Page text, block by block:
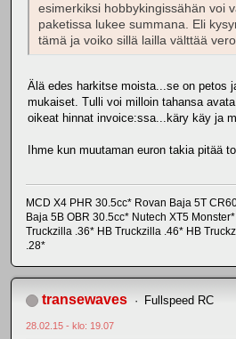
esimerkiksi hobbykingissähän voi
paketissa lukee summana. Eli
tämä ja voiko sillä lailla välttää
Älä edes harkitse moista...se on petos
mukaiset. Tulli voi milloin tahansa
oikeat hinnat invoice:ssa...käry käy ja
Ihme kun muutaman euron takia pitää
MCD X4 PHR 30.5cc* Rovan Baja 5T
Baja 5B OBR 30.5cc* Nutech XT5
Truckzilla .36* HB Truckzilla .46* HB
.28*
transewaves Fullspeed RC
28.02.15 - klo: 19.07